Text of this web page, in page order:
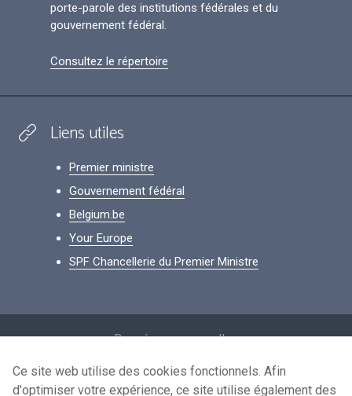
porte-parole des institutions fédérales et du
gouvernement fédéral.
Consultez le répertoire
Liens utiles
Premier ministre
Gouvernement fédéral
Belgium.be
Your Europe
SPF Chancellerie du Premier Ministre
Données personnelles
Conditions de réutilisation
Ce site web utilise des cookies fonctionnels. Afin
d'optimiser votre expérience, ce site utilise également des